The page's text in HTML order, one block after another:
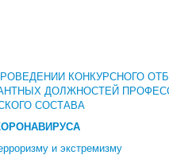
КОНКУРСНОГО
ДОЛЖНОСТЕЙ
СОСТАВА
и экстремизму